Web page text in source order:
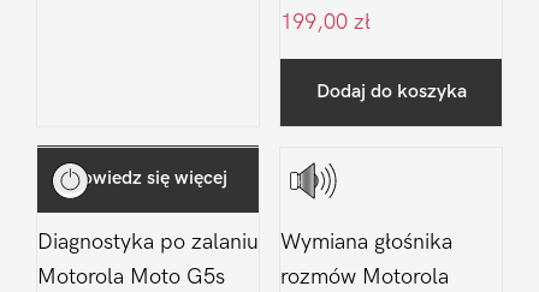
Dowiedz się więcej
199,00 zł
Dodaj do koszyka
Diagnostyka po zalaniu
Motorola Moto G5s
Wymiana głośnika
rozmów Motorola